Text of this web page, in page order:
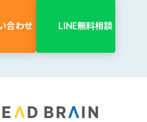
合わせ LINE無料相談